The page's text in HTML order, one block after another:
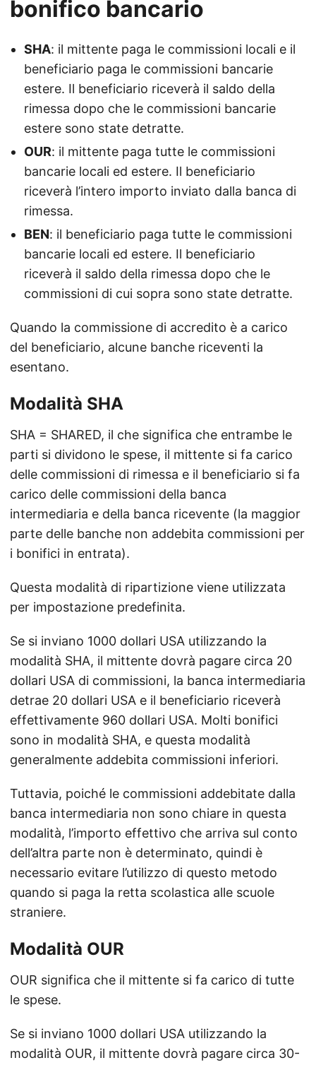
bonifico bancario
SHA: il mittente paga le commissioni locali e il
beneficiario paga le commissioni bancarie
estere. Il beneficiario riceverà il saldo della
rimessa dopo che le commissioni bancarie
estere sono state detratte.
OUR: il mittente paga tutte le commissioni
bancarie locali ed estere. Il beneficiario
riceverà l’intero importo inviato dalla banca di
rimessa.
BEN: il beneficiario paga tutte le commissioni
bancarie locali ed estere. Il beneficiario
riceverà il saldo della rimessa dopo che le
commissioni di cui sopra sono state detratte.
Quando la commissione di accredito è a carico
del beneficiario, alcune banche riceventi la
esentano.
Modalità SHA
SHA = SHARED, il che significa che entrambe le
parti si dividono le spese, il mittente si fa carico
delle commissioni di rimessa e il beneficiario si fa
carico delle commissioni della banca
intermediaria e della banca ricevente (la maggior
parte delle banche non addebita commissioni per
i bonifici in entrata).
Questa modalità di ripartizione viene utilizzata
per impostazione predefinita.
Se si inviano 1000 dollari USA utilizzando la
modalità SHA, il mittente dovrà pagare circa 20
dollari USA di commissioni, la banca intermediaria
detrae 20 dollari USA e il beneficiario riceverà
effettivamente 960 dollari USA. Molti bonifici
sono in modalità SHA, e questa modalità
generalmente addebita commissioni inferiori.
Tuttavia, poiché le commissioni addebitate dalla
banca intermediaria non sono chiare in questa
modalità, l’importo effettivo che arriva sul conto
dell’altra parte non è determinato, quindi è
necessario evitare l’utilizzo di questo metodo
quando si paga la retta scolastica alle scuole
straniere.
Modalità OUR
OUR significa che il mittente si fa carico di tutte
le spese.
Se si inviano 1000 dollari USA utilizzando la
modalità OUR, il mittente dovrà pagare circa 30-